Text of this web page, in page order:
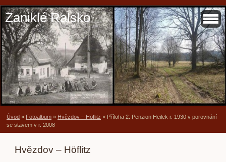
Zaniklé Ralsko
Úvod » Fotoalbum » Hvězdov – Höflitz » Příloha 2: Penzion Heilek r. 1930 v porovnání
se stavem v r. 2008
Hvězdov – Höflitz